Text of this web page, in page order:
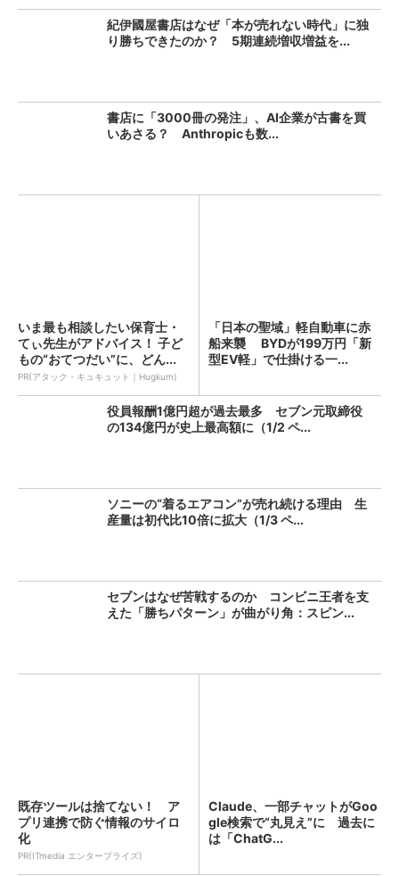
紀伊國屋書店はなぜ「本が売れない時代」に独
り勝ちできたのか？ 5期連続増収増益を...
書店に「3000冊の発注」、AI企業が古書を買
いあさる？ Anthropicも数...
いま最も相談したい保育士・
てぃ先生がアドバイス！ 子ど
もの“おてつだい”に、どん...
PR(アタック・キュキュット｜Hugkum)
「日本の聖域」軽自動車に赤
船来襲 BYDが199万円「新
型EV軽」で仕掛ける一...
役員報酬1億円超が過去最多 セブン元取締役
の134億円が史上最高額に（1/2 ペ...
ソニーの“着るエアコン”が売れ続ける理由 生
産量は初代比10倍に拡大（1/3 ペ...
セブンはなぜ苦戦するのか コンビニ王者を支
えた「勝ちパターン」が曲がり角：スピン...
既存ツールは捨てない！ ア
プリ連携で防ぐ情報のサイロ
化
PR(ITmedia エンタープライズ)
Claude、一部チャットがGoo
gle検索で“丸見え”に 過去に
は「ChatG...